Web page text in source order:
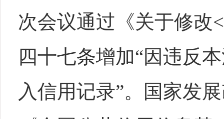
次会议通过《关于修改
四十七条增加“因违反
入信用记录”。国家发